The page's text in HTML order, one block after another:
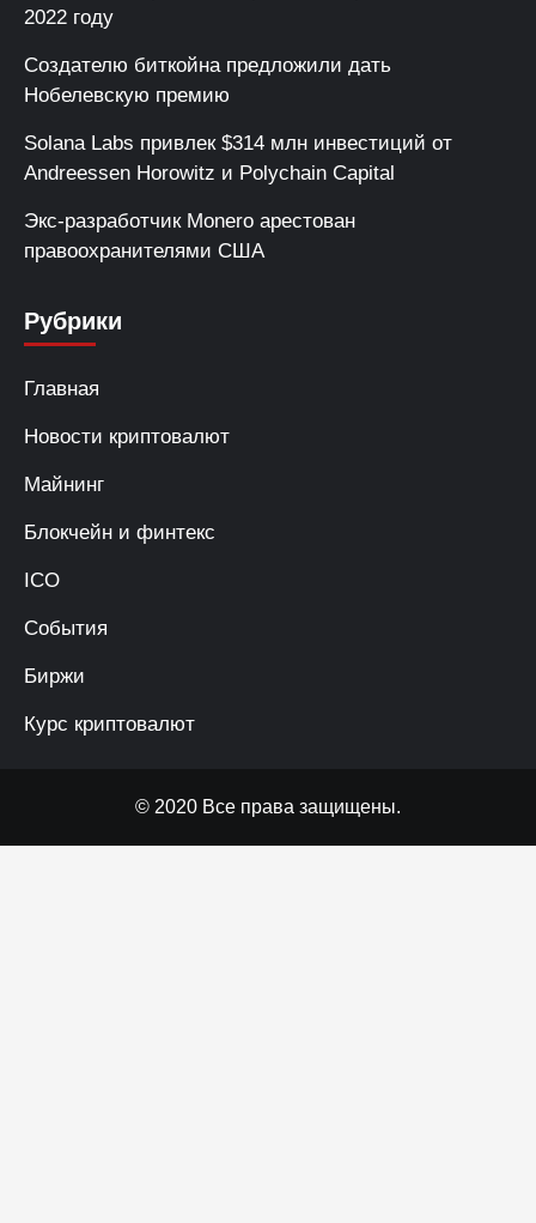
2022 году
Создателю биткойна предложили дать
Нобелевскую премию
Solana Labs привлек $314 млн инвестиций от
Andreessen Horowitz и Polychain Capital
Экс-разработчик Monero арестован
правоохранителями США
Рубрики
Главная
Новости криптовалют
Майнинг
Блокчейн и финтекс
ICO
События
Биржи
Курс криптовалют
© 2020 Все права защищены.